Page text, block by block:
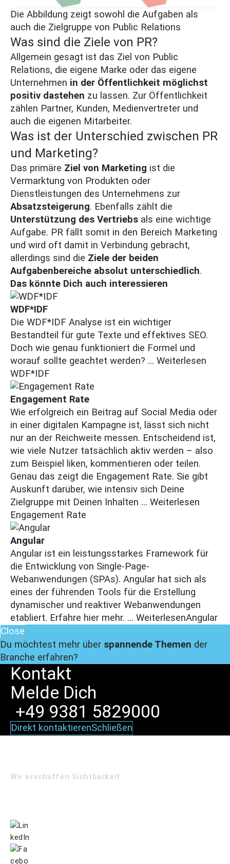
Die Abbildung zeigt sowohl die Aufgaben als
auch die Zielgruppe von Public Relations
Was sind die Ziele von PR?
Allgemein gesagt ist das Ziel von Public
Relations, die eigene Marke oder das eigene
Unternehmen in der Öffentlichkeit möglichst
positiv dastehen zu lassen. Zur Öffentlichkeit
zählen Partner, Kunden, Medienvertreter und
auch die eigenen Mitarbeiter.
Was ist der Unterschied zwischen PR
und Marketing?
Das primäre Ziel von Marketing ist die
Vermarktung von Produkten oder
Dienstleistungen des Unternehmens zur
Absatzsteigerung. Ebenfalls zählt die
Unterstützung des Vertriebs als eine wichtige
Aufgabe. PR fällt somit in den Bereich Marketing
und wird oft damit in Verbindung gebracht,
allerdings sind die Ziele der beiden
Aufgabenbereiche absolut unterschiedlich.
Das könnte Dich auch interessieren
WDF*IDF
Die WDF*IDF Analyse ist ein wichtiger
Bestandteil für gute Texte und effektives SEO.
Doch wie genau funktioniert die Formel und
worauf sollte geachtet werden? ... Weiterlesen
WDF*IDF
Engagement Rate
Wie erfolgreich ein Beitrag auf Social Media oder
in einer digitalen Kampagne ist, lässt sich nicht
nur an der Reichweite messen. Entscheidend ist,
wie viele Nutzer tatsächlich aktiv werden – also
zum Beispiel liken, kommentieren oder teilen.
Genau das zeigt die Engagement Rate. Sie gibt
Auskunft darüber, wie intensiv sich Deine
Zielgruppe mit Deinen Inhalten ... Weiterlesen
Engagement Rate
Angular
Angular ist ein leistungsstarkes Framework für
die Entwicklung von Single-Page-
Webanwendungen (SPAs). Angular hat sich als
eines der führenden Tools für die Erstellung
dynamischer und reaktiver Webanwendungen
etabliert. Erfahre hier mehr. ... WeiterlesenAngular
Close
Du möchtest mehr über spannende Themen der
Branche erfahren?
Kontakt
Melde Dich
+49 9381 5829000
Direkt kontaktierenSchließen
Wir erschaffen Sichtbarkeit.